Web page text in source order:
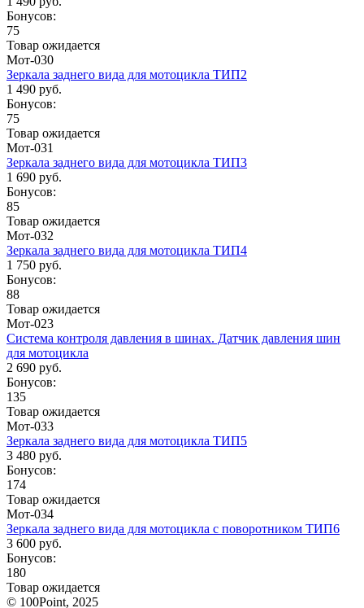
Бонусов:
75
Товар ожидается
Мот-030
Зеркала заднего вида для мотоцикла ТИП2
1 490 руб.
Бонусов:
75
Товар ожидается
Мот-031
Зеркала заднего вида для мотоцикла ТИП3
1 690 руб.
Бонусов:
85
Товар ожидается
Мот-032
Зеркала заднего вида для мотоцикла ТИП4
1 750 руб.
Бонусов:
88
Товар ожидается
Мот-023
Система контроля давления в шинах. Датчик давления шин
для мотоцикла
2 690 руб.
Бонусов:
135
Товар ожидается
Мот-033
Зеркала заднего вида для мотоцикла ТИП5
3 480 руб.
Бонусов:
174
Товар ожидается
Мот-034
Зеркала заднего вида для мотоцикла с поворотником ТИП6
3 600 руб.
Бонусов:
180
Товар ожидается
© 100Point, 2025